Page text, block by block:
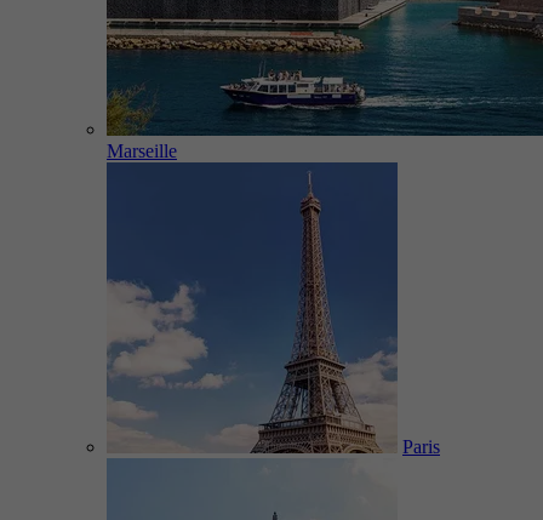
Marseille
Paris